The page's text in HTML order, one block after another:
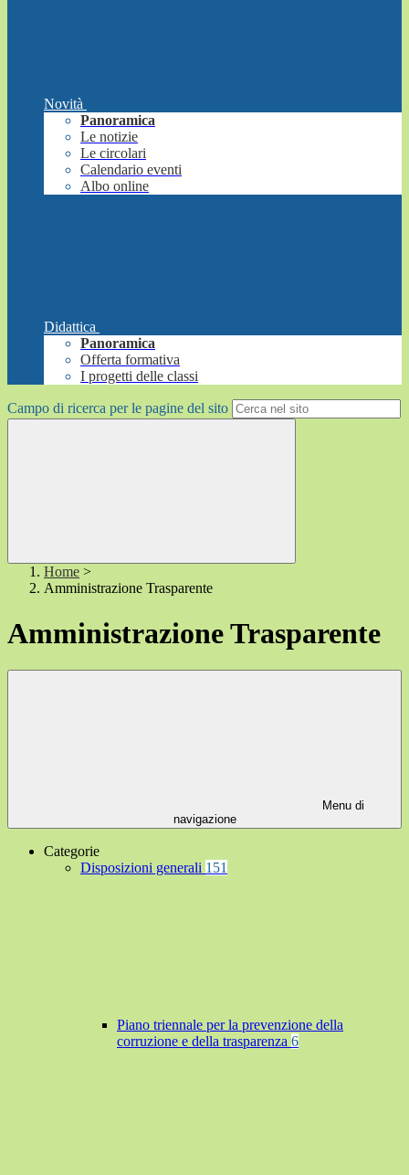
Novità
Panoramica
Le notizie
Le circolari
Calendario eventi
Albo online
Didattica
Panoramica
Offerta formativa
I progetti delle classi
Campo di ricerca per le pagine del sito
Home >
Amministrazione Trasparente
Amministrazione Trasparente
Menu di
navigazione
Categorie
Disposizioni generali 151
Piano triennale per la prevenzione della
corruzione e della trasparenza 6